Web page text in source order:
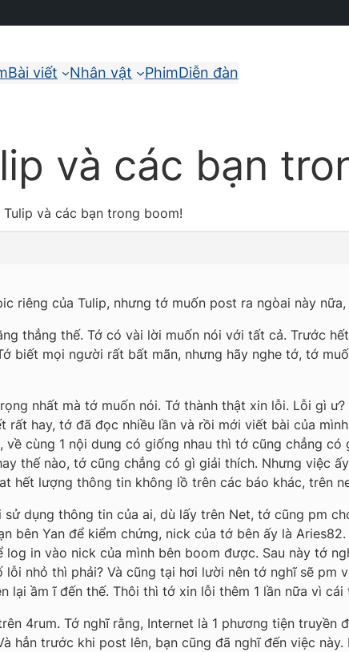
Bài viết Nhân vật PhimDiễn đàn
và các bạn
Tulip và các bạn trong boom!
riêng của Tulip, nhưng tớ muốn post ra ngòai này
thẳng thế. Tớ có vài lời muốn nói với tất cả. Trước
biết mọi người rất bất mãn, nhưng hãy nghe tớ, tớ
nhất mà tớ muốn nói. Tớ thành thật xin lỗi. Lỗi gì
rất hay, tớ đã đọc nhiều lần và rồi mới viết bài của
về cùng 1 nội dung có giống nhau thì tớ cũng chẳng
thế nào, tớ cũng chẳng có gì giải thích. Nhưng việc
hết lượng thông tin không lồ trên các báo khác, trên
dụng thông tin của ai, dù lấy trên Net, tớ cũng pm
bên Yan để kiểm chứng, nick của tớ bên ấy là
log in vào nick của mình bên boom được. Sau này tớ
lỗi nhỏ thì phải? Và cũng tại hơi lười nên tớ nghĩ sẽ pm
lại ầm ĩ đến thế. Thôi thì tớ xin lỗi thêm 1 lần nữa vì
4rum. Tớ nghĩ rằng, Internet là 1 phương tiện truyền
hẳn trước khi post lên, bạn cũng đã nghĩ đến việc